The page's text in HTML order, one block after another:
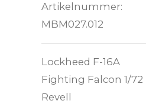
Artikelnummer:
MBM027.012
Lockheed F-16A
Fighting Falcon 1/72
Revell